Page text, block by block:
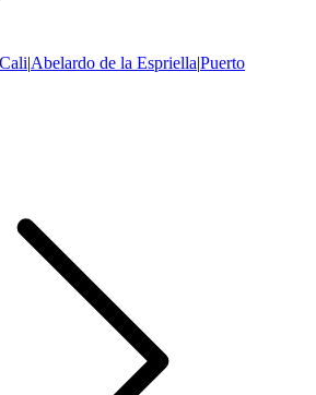
|Abelardo de la Espriella|Puerto